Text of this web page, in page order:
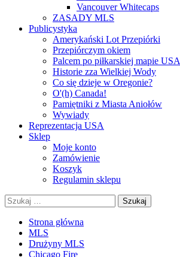
Vancouver Whitecaps
ZASADY MLS
Publicystyka
Amerykański Lot Przepiórki
Przepiórczym okiem
Palcem po piłkarskiej mapie USA
Historie zza Wielkiej Wody
Co się dzieje w Oregonie?
O'(h) Canada!
Pamiętniki z Miasta Aniołów
Wywiady
Reprezentacja USA
Sklep
Moje konto
Zamówienie
Koszyk
Regulamin sklepu
Szukaj:
Strona główna
MLS
Drużyny MLS
Chicago Fire